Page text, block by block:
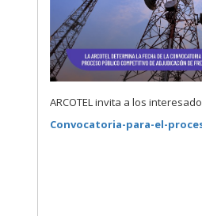
ARCOTEL invita a los
Convocatoria-para-el-